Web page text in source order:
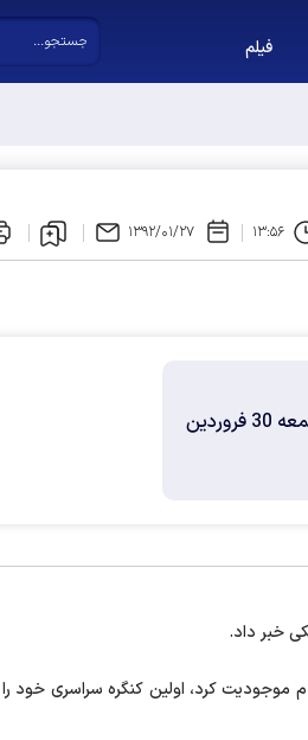
فیلم
و پردیس در مجلس دوازدهم
۱۳:۵۶ ۱۳۹۲/۰۱/۲۷
جبهه پیشگامان خدمت که چندی قبل در بیانیه‌ای اعلام موجودیت کرد، اولین کنگره سراسری خود را جمعه 30 فروردین